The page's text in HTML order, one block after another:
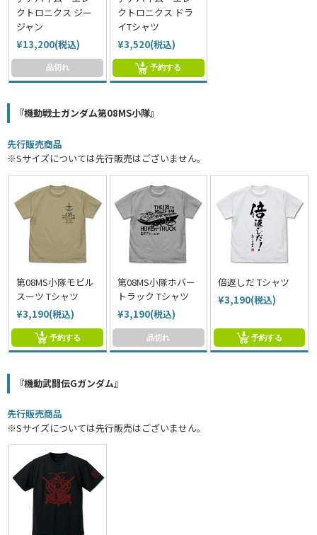
クトロニクス ジー
ジャン
¥13,200(税込)
品切れ
クトロニクス ドラ
イTシャツ
¥3,520(税込)
予約する
『機動戦士ガンダム第08MS小隊』
先行販売商品
※Sサイズについては先行販売はございません。
第08MS小隊モビル
スーツ Tシャツ
¥3,190(税込)
予約する
第08MS小隊ホバー
トラック Tシャツ
¥3,190(税込)
品切れ
倍返しだ Tシャツ
¥3,190(税込)
予約する
『機動武闘伝Gガンダム』
先行販売商品
※Sサイズについては先行販売はございません。